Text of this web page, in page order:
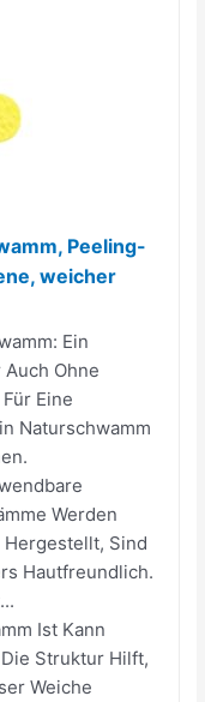
Peeling-
weicher
Ein
Ohne
Eine
Naturschwamm
Werden
Sind
Hautfreundlich.
Ist Kann
Struktur Hilft,
Weiche